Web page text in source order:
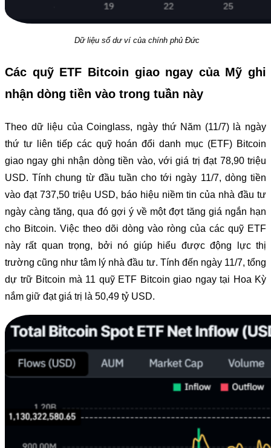
Dữ liệu số dư ví của chính phủ Đức
Các quỹ ETF Bitcoin giao ngay của Mỹ ghi
nhận dòng tiền vào trong tuần này
Theo dữ liệu của Coinglass, ngày thứ Năm (11/7) là ngày
thứ tư liên tiếp các quỹ hoán đổi danh mục (ETF) Bitcoin
giao ngay ghi nhận dòng tiền vào, với giá trị đạt 78,90 triệu
USD. Tính chung từ đầu tuần cho tới ngày 11/7, dòng tiền
vào đạt 737,50 triệu USD, báo hiệu niềm tin của nhà đầu tư
ngày càng tăng, qua đó gợi ý về một đợt tăng giá ngắn hạn
cho Bitcoin. Việc theo dõi dòng vào ròng của các quỹ ETF
này rất quan trọng, bởi nó giúp hiểu được động lực thị
trường cũng như tâm lý nhà đầu tư. Tính đến ngày 11/7, tổng
dự trữ Bitcoin mà 11 quỹ ETF Bitcoin giao ngay tại Hoa Kỳ
nắm giữ đạt giá trị là 50,49 tỷ USD.